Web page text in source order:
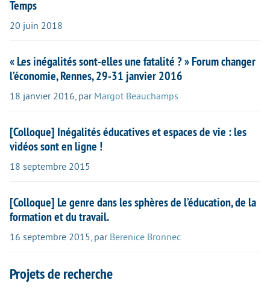
Temps
20 juin 2018
« Les inégalités sont-elles une fatalité ? » Forum changer
l’économie, Rennes, 29-31 janvier 2016
18 janvier 2016, par Margot Beauchamps
[Colloque] Inégalités éducatives et espaces de vie : les
vidéos sont en ligne !
18 septembre 2015
[Colloque] Le genre dans les sphères de l’éducation, de la
formation et du travail.
16 septembre 2015, par Berenice Bronnec
Projets de recherche